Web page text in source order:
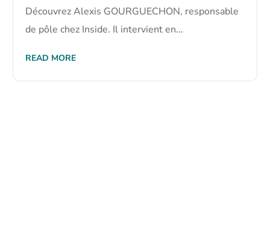
Découvrez Alexis GOURGUECHON, responsable
de pôle chez Inside. Il intervient en...
READ MORE